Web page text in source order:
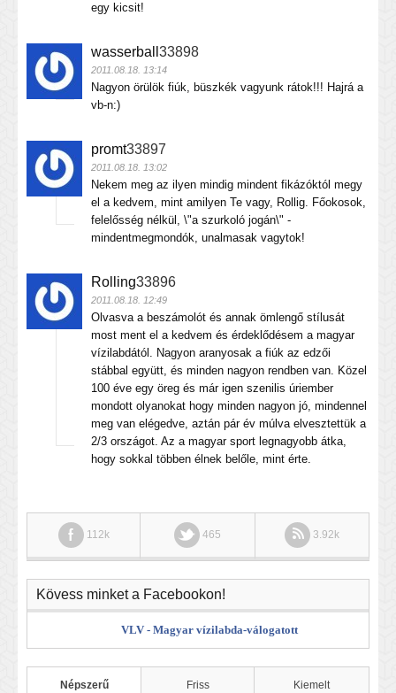
egy kicsit!
wasserball 33898
2011.08.18. 13:14
Nagyon örülök fiúk, büszkék vagyunk rátok!!! Hajrá a
vb-n:)
promt33897
2011.08.18. 13:02
Nekem meg az ilyen mindig mindent fikázóktól megy
el a kedvem, mint amilyen Te vagy, Rollig. Főokosok,
felelősség nélkül, \"a szurkoló jogán\" -
mindentmegmondók, unalmasak vagytok!
Rolling33896
2011.08.18. 12:49
Olvasva a beszámolót és annak ömlengő stílusát
most ment el a kedvem és érdeklődésem a magyar
vízilabdától. Nagyon aranyosak a fiúk az edzői
stábbal együtt, és minden nagyon rendben van. Közel
100 éve egy öreg és már igen szenilis úriember
mondott olyanokat hogy minden nagyon jó, mindennel
meg van elégedve, aztán pár év múlva elvesztettük a
2/3 országot. Az a magyar sport legnagyobb átka,
hogy sokkal többen élnek belőle, mint érte.
112k 465 3.92k
Kövess minket a Facebookon!
VLV - Magyar vízilabda-válogatott
Népszerű Friss Kiemelt